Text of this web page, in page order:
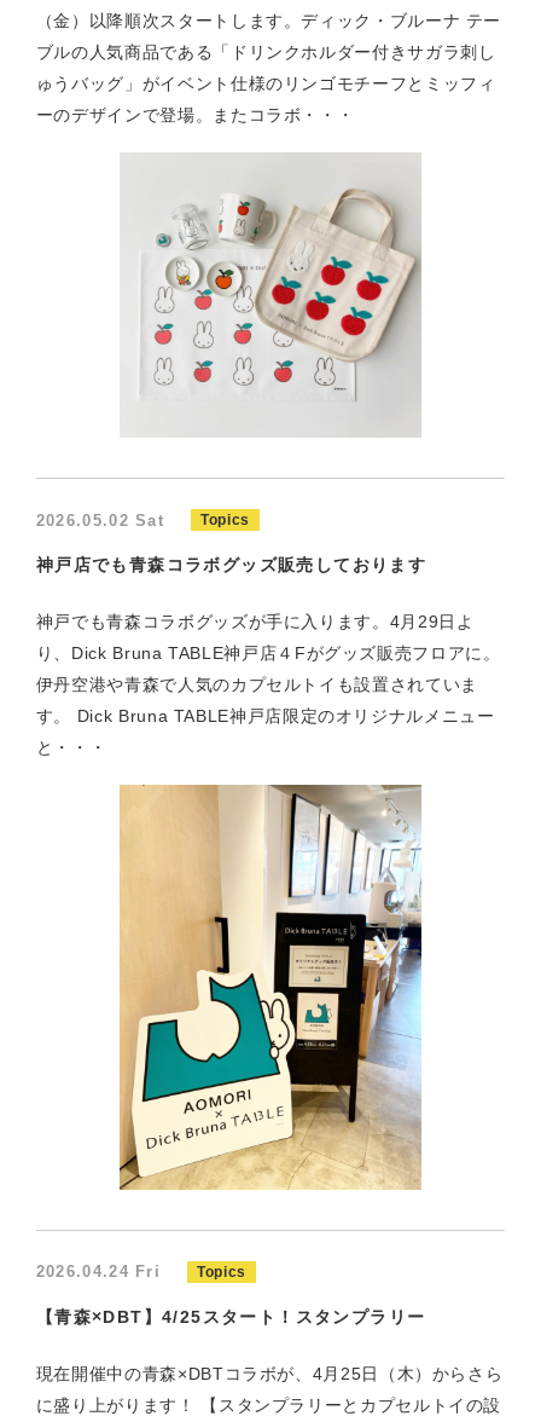
（金）以降順次スタートします。ディック・ブルーナ テー
ブルの人気商品である「ドリンクホルダー付きサガラ刺し
ゅうバッグ」がイベント仕様のリンゴモチーフとミッフィ
ーのデザインで登場。またコラボ・・・
2026.05.02 Sat Topics
神戸店でも青森コラボグッズ販売しております
神戸でも青森コラボグッズが手に入ります。4月29日よ
り、Dick Bruna TABLE神戸店４Fがグッズ販売フロアに。
伊丹空港や青森で人気のカプセルトイも設置されていま
す。 Dick Bruna TABLE神戸店限定のオリジナルメニュー
と・・・
2026.04.24 Fri Topics
【青森×DBT】4/25スタート！スタンプラリー
現在開催中の青森×DBTコラボが、4月25日（木）からさら
に盛り上がります！ 【スタンプラリーとカプセルトイの設